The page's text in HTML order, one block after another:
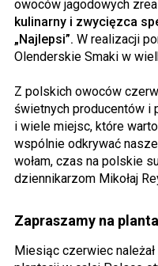
owoców jagodowych
kulinarny i zwycięzca
„Najlepsi”. W realizacji
Olenderskie Smaki w
Z polskich owoców
świetnych producentów i
i wiele miejsc, które
wspólnie odkrywać
wołam, czas na polskie
dziennikarzom Mikołaj
Zapraszamy na
Miesiąc czerwiec